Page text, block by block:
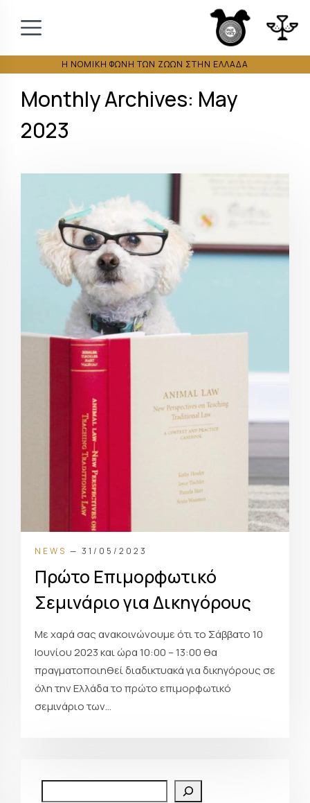
Η ΝΟΜΙΚΗ ΦΩΝΗ ΤΩΝ ΖΩΩΝ ΣΤΗΝ ΕΛΛΑΔΑ
Monthly Archives: May
2023
NEWS — 31/05/2023
Πρώτο Επιμορφωτικό
Σεμινάριο για Δικηγόρους
Με χαρά σας ανακοινώνουμε ότι το Σάββατο 10
Ιουνίου 2023 και ώρα 10:00 – 13:00 θα
πραγματοποιηθεί διαδικτυακά για δικηγόρους σε
όλη την Ελλάδα το πρώτο επιμορφωτικό
σεμινάριο των...